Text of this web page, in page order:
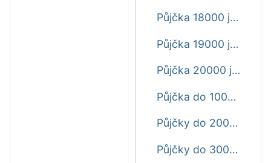
Půjčka 18000 ještě dnes
Půjčka 19000 ještě dnes
Půjčka 20000 ještě dnes
Půjčka do 1000 Kč ještě dnes
Půjčky do 2000 Kč ještě dnes
Půjčky do 3000 Kč ještě dnes